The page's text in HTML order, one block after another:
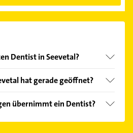
Dentist in Seevetal?
profitieren Sie von den
sortiert anzeigen lassen.
hat gerade geöffnet?
diese an Sonn- und
können.
übernimmt ein Dentist?
angeboten: Brücken,